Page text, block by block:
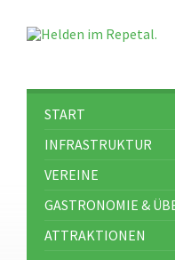
START
INFRASTRUKTUR
VEREINE
GASTRONOMIE &
ATTRAKTIONEN